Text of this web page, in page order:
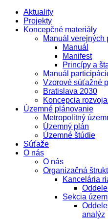
Aktuality
Projekty
Koncepčné materiály
Manuál verejných
Manuál
Manifest
Princípy a
Manuál
Vzorové súťažné
Bratislava 2030
Koncepcia
Územné plánovanie
Metropolitný
Územný plán
Územné štúdie
Súťaže
O nás
O nás
Organizačná
Kancelária
Sekcia
analýz